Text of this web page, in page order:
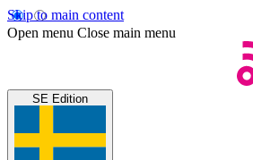
Skip to main content
Open menu Close main menu
SE Edition